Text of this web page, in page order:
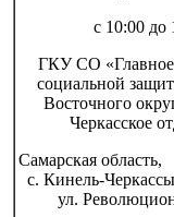
с 10:00 до
ГКУ СО «Главное
социальной
Восточного
Черкасское
Самарская
с. Кинель-
ул.